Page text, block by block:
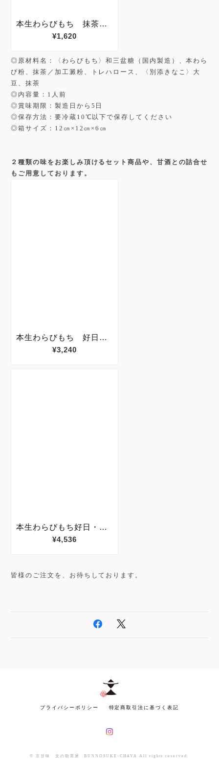
◎原材料名：〈わらびもち〉和三盆糖（国内製造）、本わら
び粉、抹茶／加工澱粉、トレハロース、〈別添きなこ〉大
豆、抹茶
◎内容量：1人前
◎賞味期限：製造日から5日
◎保存方法：要冷蔵10℃以下で保存してください
◎箱サイズ：12㎝×12㎝×6㎝
２種類の味をお楽しみ頂けるセット商品や、甘酒との詰合せ
もご用意しております。
皆様のご注文を、お待ちしております。
プライバシーポリシー 特定商取引法に基づく表記
© 京甘味 文の助茶屋 BUNNOSUKE-CHAYA All rights reserved.